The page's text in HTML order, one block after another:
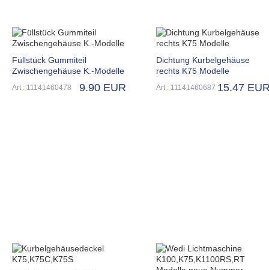
Füllstück Gummiteil
Zwischengehäuse K.-Modelle
Art.: 11141460478 9.90 EUR
Dichtung Kurbelgehäuse
rechts K75 Modelle
Art.: 11141460687 15.47